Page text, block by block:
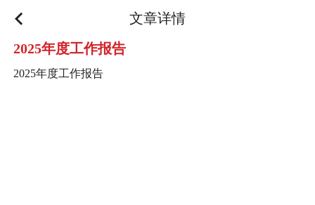
文章详情
2025年度工作报告
2025年度工作报告